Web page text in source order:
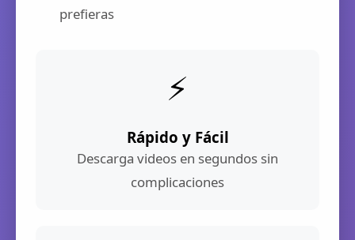
prefieras
⚡
Rápido y Fácil
Descarga videos en segundos sin
complicaciones